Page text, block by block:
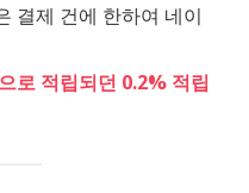
결제 건에 한하여 네이
로 적립되던 0.2% 적립